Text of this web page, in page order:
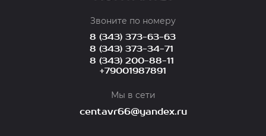
Звоните по номеру
8 (343) 373-63-63
8 (343) 373-34-71
8 (343) 200-88-11
+79001987891
Мы в сети
centavr66@yandex.ru